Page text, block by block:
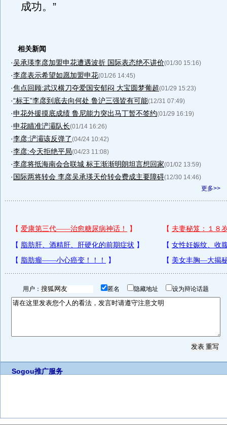
成功。”
相关新闻
·吴承瑛李彦加盟申花遭遇波折 国际表态绝不讲价(01/30 15:16)
·李彦表示希望如愿加盟申花(01/26 14:45)
·焦点回顾:武汉横刀夺爱国安郁闷 大宝圆梦葡超(01/29 15:23)
·“标王”李彦到底去向何处 鲁沪三强皆有可能(12/31 07:49)
·申花外援摸底成绩 鲁尼能力突出马丁暂不签约(01/29 16:19)
·申花瞄准浐灞队长(01/14 16:26)
·李彦:浐灞该反弹了(04/24 10:42)
·李彦:今天拒绝平局(04/23 11:08)
·李彦将抵海南会合联城 标王渐渐明朗坦言想回家(01/02 13:59)
·国际两将转会 李彦吴承瑛天价转会费成主要障碍(12/30 14:46)
更多>>
用户： 匿名 隐藏地址 设为辩论话题
Sogou推广服务